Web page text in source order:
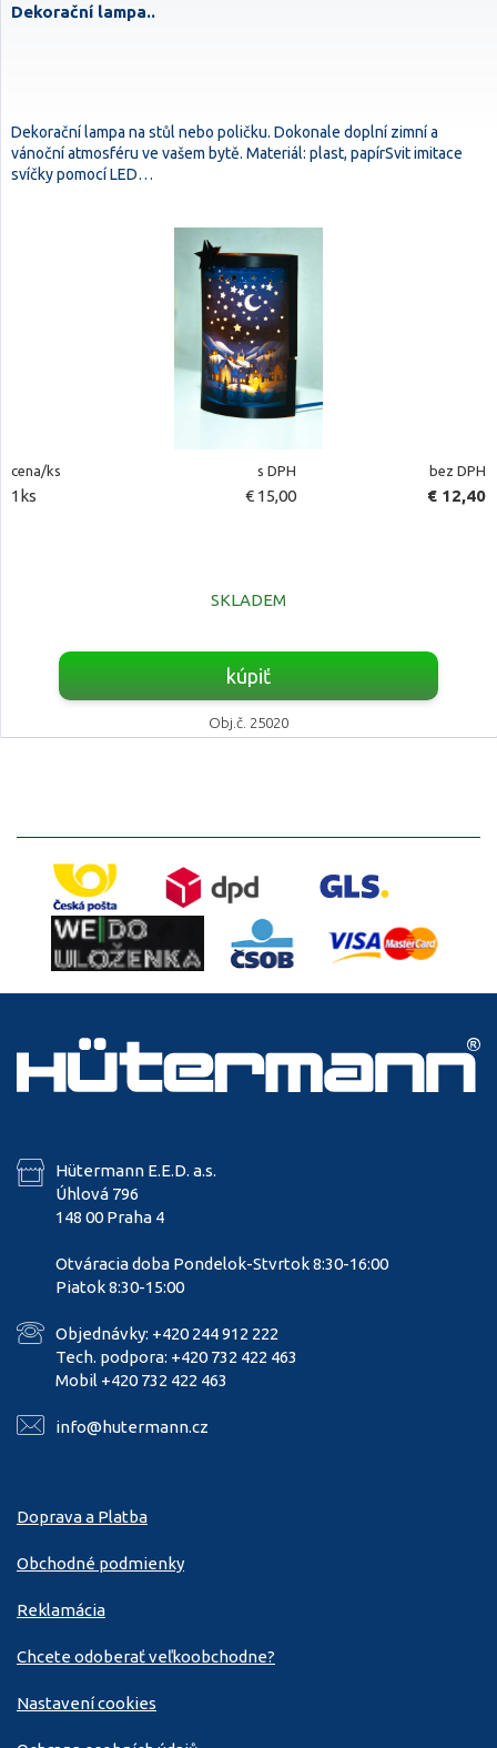
Dekorační lampa..
Dekorační lampa na stůl nebo poličku. Dokonale doplní zimní a
vánoční atmosféru ve vašem bytě. Materiál: plast, papírSvit imitace
svíčky pomocí LED…
cena/ks s DPH bez DPH
1ks € 15,00 € 12,40
SKLADEM
kúpiť
Obj.č. 25020
Hütermann E.E.D. a.s.
Úhlová 796
148 00 Praha 4
Otváracia doba Pondelok-Stvrtok 8:30-16:00
Piatok 8:30-15:00
Objednávky: +420 244 912 222
Tech. podpora: +420 732 422 463
Mobil +420 732 422 463
info@hutermann.cz
Doprava a Platba
Obchodné podmienky
Reklamácia
Chcete odoberať veľkoobchodne?
Nastavení cookies